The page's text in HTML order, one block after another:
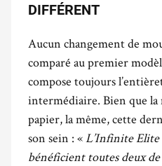
DIFFÉRENT
Aucun changement de
comparé au premier
compose toujours
intermédiaire. Bien que la
papier, la même, cette
son sein : «L’Infinite
bénéficient toutes deux